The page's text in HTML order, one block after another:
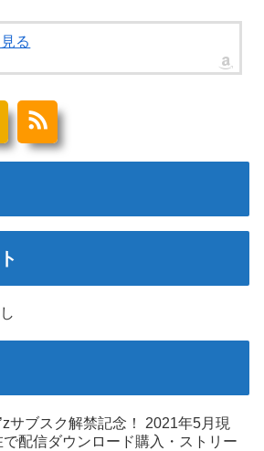
る
サブスク解禁記念！ 2021年5月現
で配信ダウンロード購入・ストリー